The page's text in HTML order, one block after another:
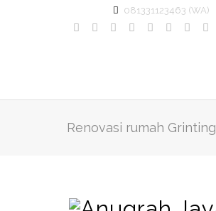
081331123463 (WA)
Renovasi rumah Grinting